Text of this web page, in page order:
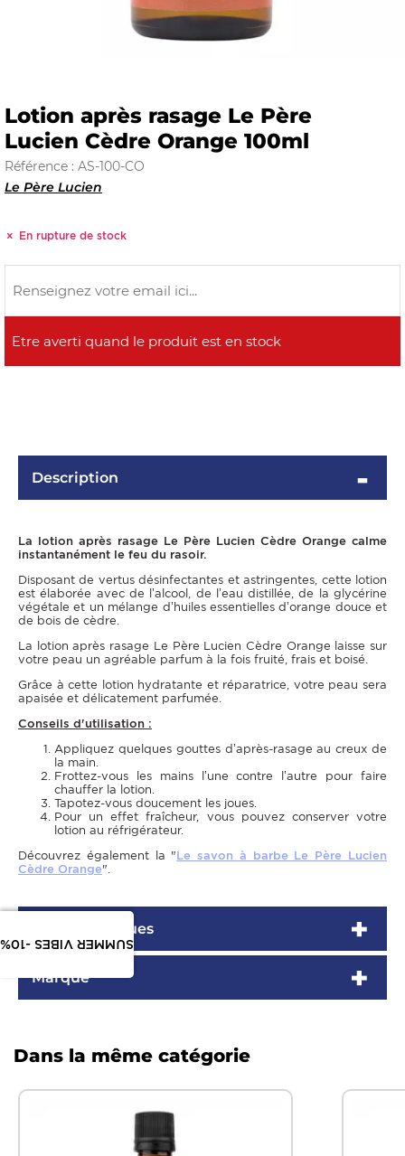
SUMMER VIBES -10%
Lotion après rasage Le Père
Lucien Cèdre Orange 100ml
Référence : AS-100-CO
Le Père Lucien
En rupture de stock
Description
La lotion après rasage Le Père Lucien Cèdre Orange calme
instantanément le feu du rasoir.
Disposant de vertus désinfectantes et astringentes, cette lotion
est élaborée avec de l’alcool, de l’eau distillée, de la glycérine
végétale et un mélange d’huiles essentielles d’orange douce et
de bois de cèdre.
La lotion après rasage Le Père Lucien Cèdre Orange laisse sur
votre peau un agréable parfum à la fois fruité, frais et boisé.
Grâce à cette lotion hydratante et réparatrice, votre peau sera
apaisée et délicatement parfumée.
Conseils d'utilisation :
Appliquez quelques gouttes d’après-rasage au creux de
la main.
Frottez-vous les mains l’une contre l’autre pour faire
chauffer la lotion.
Tapotez-vous doucement les joues.
Pour un effet fraîcheur, vous pouvez conserver votre
lotion au réfrigérateur.
Découvrez également la "Le savon à barbe Le Père Lucien
Cèdre Orange".
Caractéristiques
Marque
Dans la même catégorie